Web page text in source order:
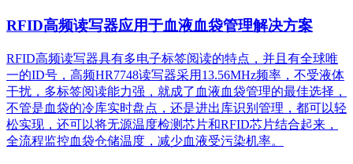
RFID高频读写器应用于血液血袋管理解决方案
RFID高频读写器具有多电子标签阅读的特点，并且有全球唯
一的ID号，高频HR7748读写器采用13.56MHz频率，不受液体
干扰，多标签阅读能力强，就成了血液血袋管理的最佳选择，
不管是血袋的冷库实时盘点，还是进出库识别管理，都可以轻
松实现，还可以将无源温度检测芯片和RFID芯片结合起来，
全流程监控血袋仓储温度，减少血液受污染机率。